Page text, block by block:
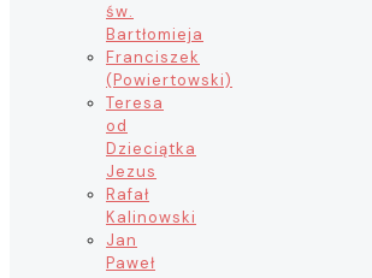
św.
Bartłomieja
Franciszek
(Powiertowski)
Teresa
od
Dzieciątka
Jezus
Rafał
Kalinowski
Jan
Paweł